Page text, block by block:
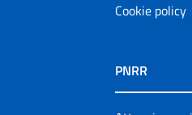
Cookie policy
PNRR